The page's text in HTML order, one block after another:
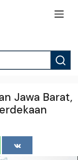
Jawa Barat,